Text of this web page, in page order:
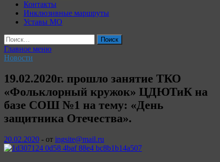
Контакты
Инклюзивные маршруты
Уставы МО
Найти:
Главное меню
Новости
19.02.2020г. прошло занятие ТКО
«Фольклорный кружок» ЦДЮТиК на
базе СОШ №1 на тему: «День
защитника Отечества».
20.02.2020 - от ingsite@mail.ru